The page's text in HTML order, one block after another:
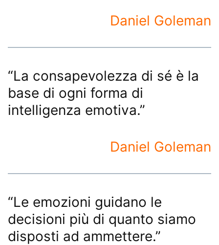
Daniel Goleman
“La consapevolezza di sé è la
base di ogni forma di
intelligenza emotiva.”
Daniel Goleman
“Le emozioni guidano le
decisioni più di quanto siamo
disposti ad ammettere.”